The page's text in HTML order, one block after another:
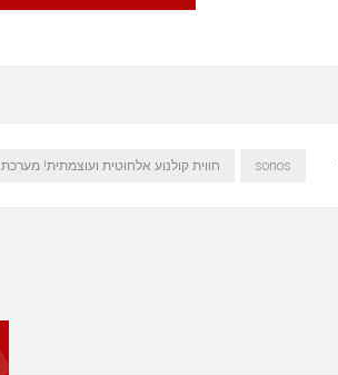
sonos חווית קולנוע אלחוטית ועוצמתית! מערכת 5.1 הכוללת מק